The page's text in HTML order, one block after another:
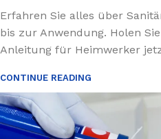
Erfahren Sie alles über
bis zur Anwendung. Holen
Anleitung für Heimwerker
CONTINUE READING